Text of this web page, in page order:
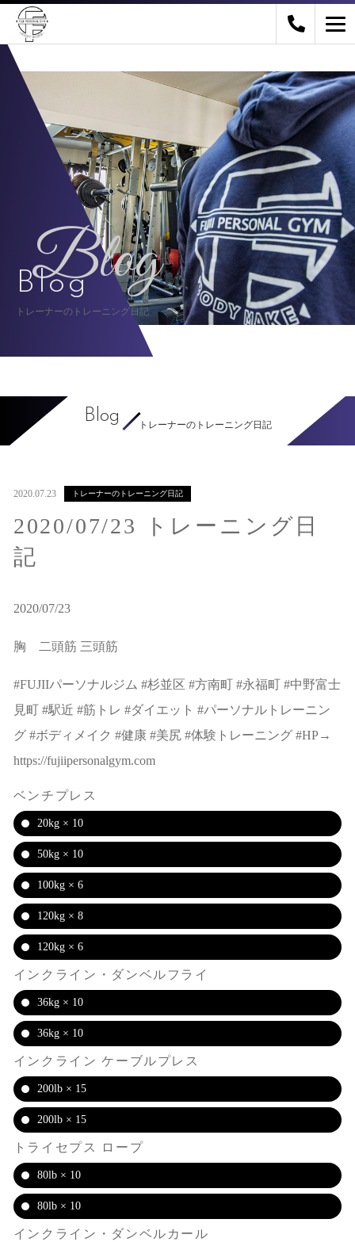
Blog
Blog
トレーナーのトレーニング日記
Blog
トレーナーのトレーニング日記
2020.07.23 トレーナーのトレーニング日記
2020/07/23 トレーニング日
記
2020/07/23
胸 二頭筋 三頭筋
#FUJIIパーソナルジム #杉並区 #方南町 #永福町 #中野富士
見町 #駅近 #筋トレ #ダイエット #パーソナルトレーニン
グ #ボディメイク #健康 #美尻 #体験トレーニング #HP→
https://fujiipersonalgym.com
ベンチプレス
20kg × 10
50kg × 10
100kg × 6
120kg × 8
120kg × 6
インクライン・ダンベルフライ
36kg × 10
36kg × 10
インクライン ケーブルプレス
200lb × 15
200lb × 15
トライセプス ロープ
80lb × 10
80lb × 10
インクライン・ダンベルカール